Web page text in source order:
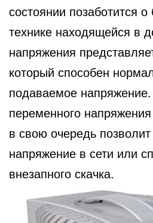
состоянии позаботится
технике находящейся в
напряжения
который способен
подаваемое
переменного
в свою очередь
напряжение в сети или
внезапного скачка.